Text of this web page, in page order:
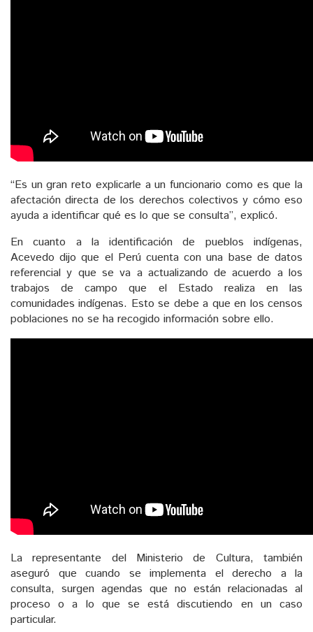
“Es un gran reto explicarle a un funcionario como es que la
afectación directa de los derechos colectivos y cómo eso
ayuda a identificar qué es lo que se consulta”, explicó.
En cuanto a la identificación de pueblos indígenas,
Acevedo dijo que el Perú cuenta con una base de datos
referencial y que se va a actualizando de acuerdo a los
trabajos de campo que el Estado realiza en las
comunidades indígenas. Esto se debe a que en los censos
poblaciones no se ha recogido información sobre ello.
La representante del Ministerio de Cultura, también
aseguró que cuando se implementa el derecho a la
consulta, surgen agendas que no están relacionadas al
proceso o a lo que se está discutiendo en un caso
particular.